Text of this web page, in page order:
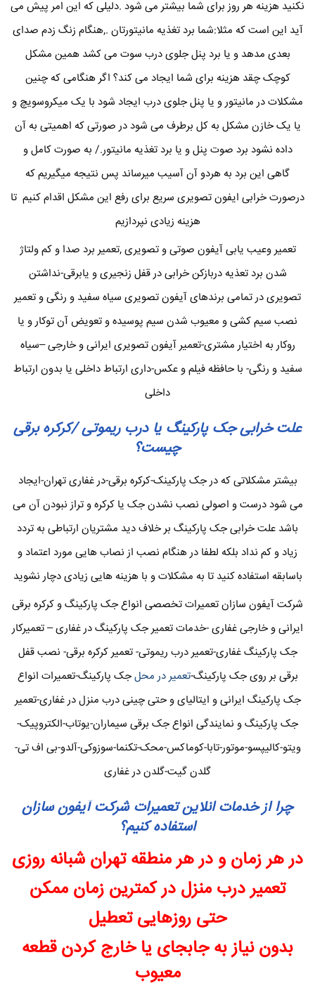
نکنید هزینه هر روز برای شما بیشتر می شود .دلیلی که این امر پیش می
آید این است که مثلا:شما برد تغذیه مانیتورتان .,هنگام زنگ زدم صدای
بعدی مدهد و یا برد پنل جلوی درب سوت می کشد همین مشکل
کوچک چقد هزینه برای شما ایجاد می کند؟ اگر هنگامی که چنین
مشکلات در مانیتور و یا پنل جلوی درب ایجاد شود با یک میکروسویچ و
یا یک خازن مشکل به کل برطرف می شود در صورتی که اهمیتی به آن
داده نشود برد صوت پنل و یا برد تغذیه مانیتور./ به صورت کامل و
گاهی این برد به هردو آن آسیب میرساند پس نتیجه میگیریم که
درصورت خرابی ایفون تصویری سریع برای رفع این مشکل اقدام کنیم تا
هزینه زیادی نپردازیم
تعمیر وعیب یابی آیفون صوتی و تصویری ,تعمیر برد صدا و کم ولتاژ
شدن برد تعذیه دربازکن خرابی در قفل زنجیری و یابرقی-نداشتن
تصویری در تمامی برندهای آیفون تصویری سیاه سفید و رنگی و تعمیر
نصب سیم کشی و معیوب شدن سیم پوسیده و تعویض آن توکار و یا
روکار به اختیار مشتری-تعمیر آیفون تصویری ایرانی و خارجی –سیاه
سفید و رنگی- با حافظه فیلم و عکس-داری ارتباط داخلی یا بدون ارتباط
داخلی
علت خرابی جک پارکینگ یا درب ریموتی /کرکره برقی
چیست؟
بیشتر مشکلاتی که در جک پارکینک-کرکره برقی-در غفاری تهران-ایجاد
می شود درست و اصولی نصب نشدن جک یا کرکره و تراز نبودن آن می
باشد علت خرابی جک پارکینگ بر خلاف دید مشتریان ارتباطی به تردد
زیاد و کم نداد بلکه لطفا در هنگام نصب از نصاب هایی مورد اعتماد و
باسابقه استفاده کنید تا به مشکلات و با هزینه هایی زیادی دچار نشوید
شرکت آیفون سازان تعمیرات تخصصی انواع جک پارکینگ و کرکره برقی
ایرانی و خارجی غفاری -خدمات تعمیر جک پارکینگ در غفاری – تعمیرکار
جک پارکینگ غفاری-تعمیر درب ریموتی- تعمیر کرکره برقی- نصب قفل
برقی بر روی جک پارکینگ-تعمیر در محلجک پارکینگ-تعمیرات انواع
جک پارکینگ ایرانی و ایتالیای و حتی چینی درب منزل در غفاری-تعمیر
جک پارکینگ و نمایندگی انواع جک برقی سیماران-یوتاب-الکتروپیک-
ویتو-کالیپسو-موتور-تابا-کوماکس-محک-تکنما-سوزوکی-آلدو-بی اف تی-
گلدن گیت-گلدن در غفاری
چرا از خدمات انلاین تعمیرات شرکت آیفون سازان
استفاده کنیم؟
در هر زمان و در هر منطقه تهران شبانه روزی
تعمیر درب منزل در کمترین زمان ممکن
حتی روزهایی تعطیل
بدون نیاز به جابجای یا خارج کردن قطعه
معیوب